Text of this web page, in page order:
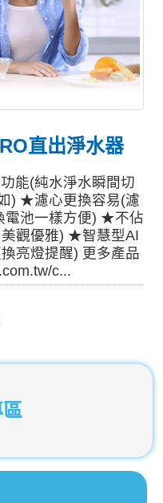
直出淨水器
能(純水淨水瞬間切
) ★濾心更換容易(濾
電池一樣方便) ★不佔
觀優雅) ★智慧型AI
亮燈提醒) 更多產品
c...